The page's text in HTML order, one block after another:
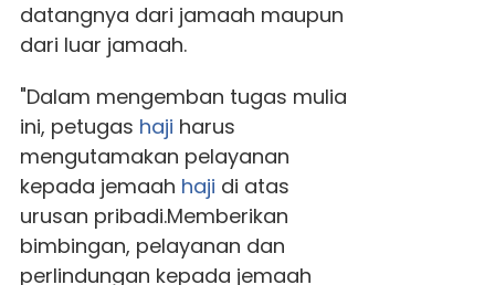
datangnya dari jamaah maupun
dari luar jamaah.
"Dalam mengemban tugas mulia
ini, petugas haji harus
mengutamakan pelayanan
kepada jemaah haji di atas
urusan pribadi.Memberikan
bimbingan, pelayanan dan
perlindungan kepada jemaah